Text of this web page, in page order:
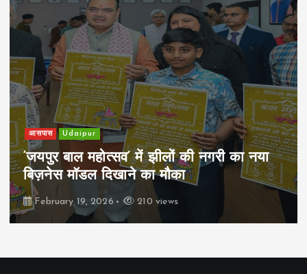
खेल Udaipur
पिम्स मेवाड़ कप 2026: क्रॉसवर्ड व आदित्यम
रियल स्टेट्स ने मुकाबले जीते
February 19, 2026 162 views